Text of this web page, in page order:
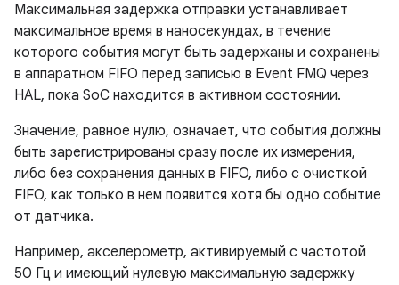
Максимальная задержка отправки устанавливает
максимальное время в наносекундах, в течение
которого события могут быть задержаны и сохранены
в аппаратном FIFO перед записью в Event FMQ через
HAL, пока SoC находится в активном состоянии.
Значение, равное нулю, означает, что события должны
быть зарегистрированы сразу после их измерения,
либо без сохранения данных в FIFO, либо с очисткой
FIFO, как только в нем появится хотя бы одно событие
от датчика.
Например, акселерометр, активируемый с частотой
50 Гц и имеющий нулевую максимальную задержку